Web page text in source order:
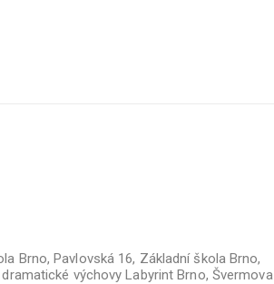
Brno, Pavlovská 16, Základní škola Brno,
výchovy Labyrint Brno, Švermova